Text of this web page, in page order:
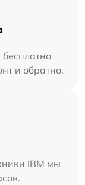
и обратно.
IBM мы